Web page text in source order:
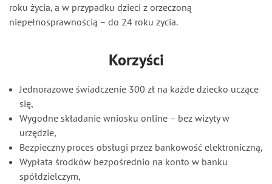
roku życia, a w przypadku dzieci z orzeczoną
niepełnosprawnością – do 24 roku życia.
Korzyści
Jednorazowe świadczenie 300 zł na każde dziecko uczące
się,
Wygodne składanie wniosku online – bez wizyty w
urzędzie,
Bezpieczny proces obsługi przez bankowość elektroniczną,
Wypłata środków bezpośrednio na konto w banku
spółdzielczym,